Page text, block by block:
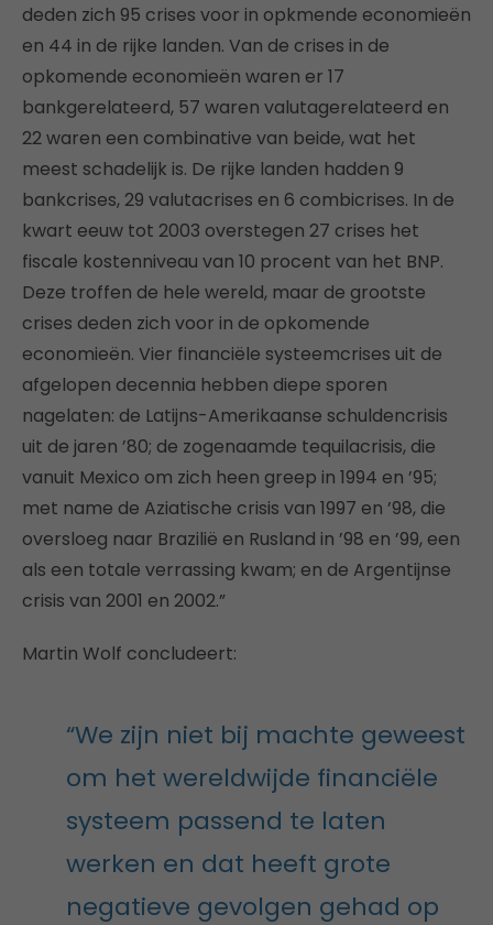
deden zich 95 crises voor in opkmende economieën
en 44 in de rijke landen. Van de crises in de
opkomende economieën waren er 17
bankgerelateerd, 57 waren valutagerelateerd en
22 waren een combinative van beide, wat het
meest schadelijk is. De rijke landen hadden 9
bankcrises, 29 valutacrises en 6 combicrises. In de
kwart eeuw tot 2003 overstegen 27 crises het
fiscale kostenniveau van 10 procent van het BNP.
Deze troffen de hele wereld, maar de grootste
crises deden zich voor in de opkomende
economieën. Vier financiële systeemcrises uit de
afgelopen decennia hebben diepe sporen
nagelaten: de Latijns-Amerikaanse schuldencrisis
uit de jaren ’80; de zogenaamde tequilacrisis, die
vanuit Mexico om zich heen greep in 1994 en ’95;
met name de Aziatische crisis van 1997 en ’98, die
oversloeg naar Brazilië en Rusland in ’98 en ’99, een
als een totale verrassing kwam; en de Argentijnse
crisis van 2001 en 2002.”
Martin Wolf concludeert:
“We zijn niet bij machte geweest
om het wereldwijde financiële
systeem passend te laten
werken en dat heeft grote
negatieve gevolgen gehad op